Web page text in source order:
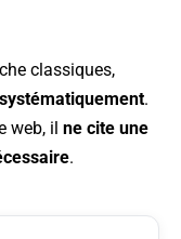
classiques,
.
web, il ne cite une
.